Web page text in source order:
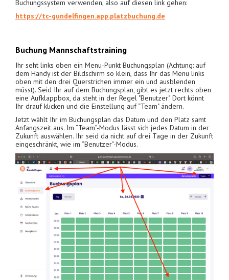
Buchungssystem verwenden, also auf diesen link gehen:
https://tc-gundelfingen.app.platzbuchung.de
Buchung Mannschaftstraining
Ihr seht links oben ein Menu-Punkt Buchungsplan (Achtung: auf
dem Handy ist der Bildschirm so klein, dass Ihr das Menu links
oben mit den drei Querstrichen immer ein und ausblenden
müsst). Seid Ihr auf dem Buchungsplan, gibt es jetzt rechts oben
eine Aufklappbox, da steht in der Regel "Benutzer". Dort könnt
Ihr drauf klicken und die Einstellung auf “Team" ändern.
Jetzt wählt Ihr im Buchungsplan das Datum und den Platz samt
Anfangszeit aus. Im “Team”-Modus lässt sich jedes Datum in der
Zukunft auswählen. Ihr seid da nicht auf drei Tage in der Zukunft
eingeschränkt, wie im “Benutzer”-Modus.